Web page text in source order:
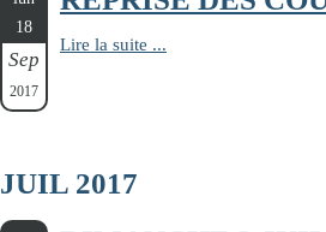
18
Sep
2017
Lire la suite ...
JUIL 2017